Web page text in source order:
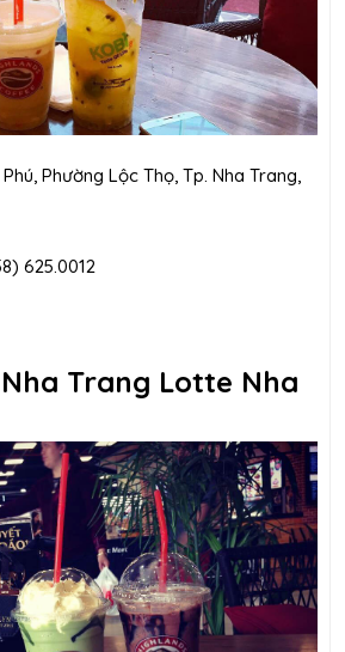
Phường Lộc Thọ, Tp. Nha Trang,
625.0012
Trang Lotte Nha